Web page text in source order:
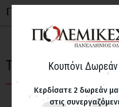
Τζόντο Κουπόνι
Κερδίσατε 2 δωρεάν
στις